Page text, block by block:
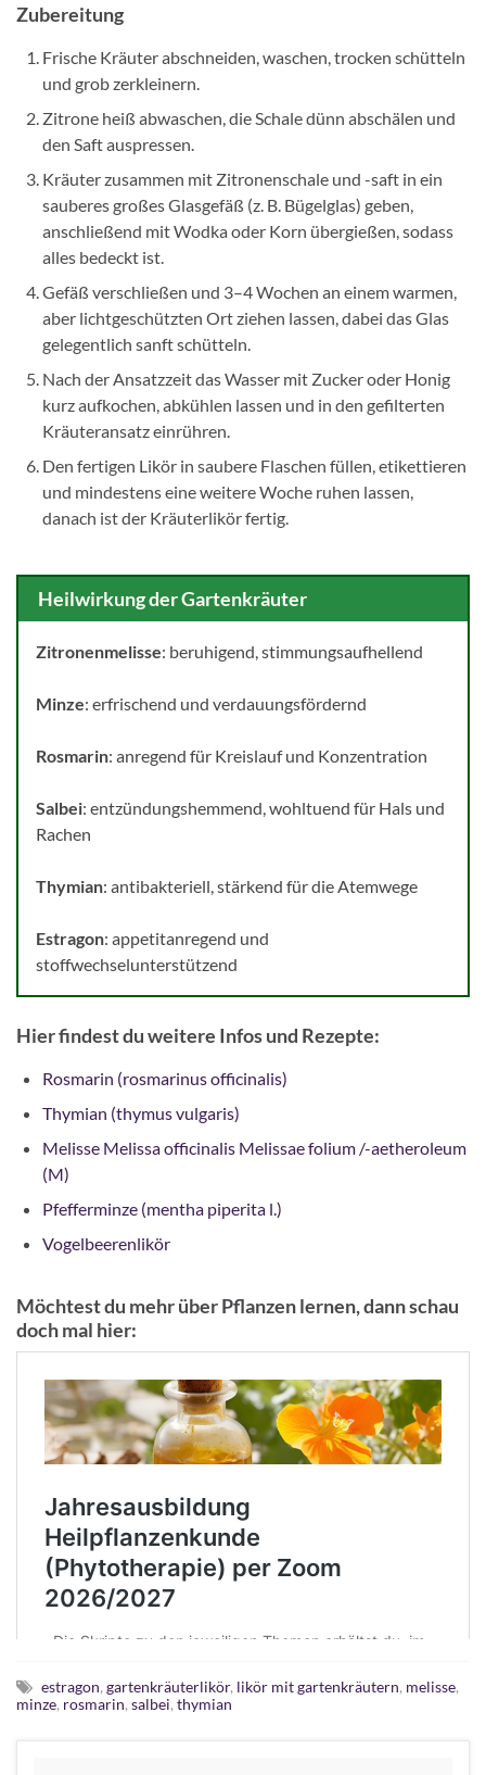
Zubereitung
Frische Kräuter abschneiden, waschen, trocken schütteln
und grob zerkleinern.
Zitrone heiß abwaschen, die Schale dünn abschälen und
den Saft auspressen.
Kräuter zusammen mit Zitronenschale und -saft in ein
sauberes großes Glasgefäß (z. B. Bügelglas) geben,
anschließend mit Wodka oder Korn übergießen, sodass
alles bedeckt ist.
Gefäß verschließen und 3–4 Wochen an einem warmen,
aber lichtgeschützten Ort ziehen lassen, dabei das Glas
gelegentlich sanft schütteln.
Nach der Ansatzzeit das Wasser mit Zucker oder Honig
kurz aufkochen, abkühlen lassen und in den gefilterten
Kräuteransatz einrühren.
Den fertigen Likör in saubere Flaschen füllen, etikettieren
und mindestens eine weitere Woche ruhen lassen,
danach ist der Kräuterlikör fertig.
Heilwirkung der Gartenkräuter
Zitronenmelisse: beruhigend, stimmungsaufhellend
Minze: erfrischend und verdauungsfördernd
Rosmarin: anregend für Kreislauf und Konzentration
Salbei: entzündungshemmend, wohltuend für Hals und
Rachen
Thymian: antibakteriell, stärkend für die Atemwege
Estragon: appetitanregend und
stoffwechselunterstützend
Hier findest du weitere Infos und Rezepte:
Rosmarin (rosmarinus officinalis)
Thymian (thymus vulgaris)
Melisse Melissa officinalis Melissae folium /-aetheroleum
(M)
Pfefferminze (mentha piperita l.)
Vogelbeerenlikör
Möchtest du mehr über Pflanzen lernen, dann schau
doch mal hier:
estragon,gartenkräuterlikör, likör mit gartenkräutern, melisse,
minze, rosmarin,salbei,thymian